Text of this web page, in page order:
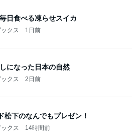
日食べる凍らせスイカ
クス 1日前
になった日本の自然
クス 2日前
松下のなんでもプレゼン！
クス 14時間前